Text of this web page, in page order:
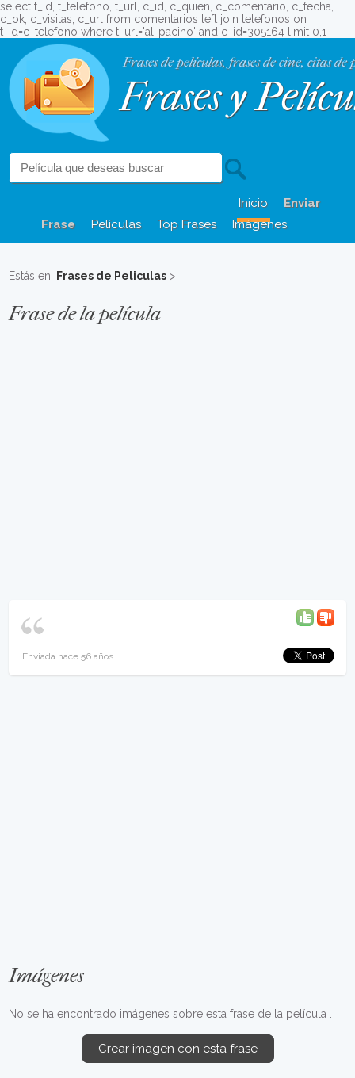
select t_id, t_telefono, t_url, c_id, c_quien, c_comentario, c_fecha,
c_ok, c_visitas, c_url from comentarios left join telefonos on
t_id=c_telefono where t_url='al-pacino' and c_id=305164 limit 0,1
Frases de películas, frases de cine, citas de
Frases y
Inicio
Enviar
Frase
Películas Top Frases Imágenes
Estás en: Frases de Peliculas >
Frase de la película
Enviada hace 56 años
Imágenes
No se ha encontrado imágenes sobre esta frase de la película .
Crear imagen con esta frase